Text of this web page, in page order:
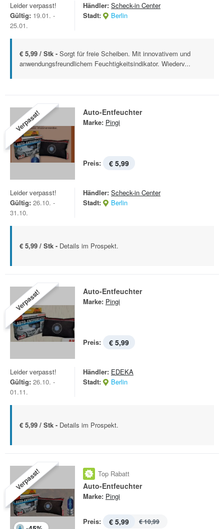
Leider verpasst!
Gültig: 19.01. -
25.01.
Händler: Scheck-in Center
Stadt:
Berlin
€ 5,99 / Stk - Sorgt für freie Scheiben. Mit innovativem und
anwendungsfreundlichem Feuchtigkeitsindikator. Wiederv...
Verpasst! Auto-Entfeuchter
Marke: Pingi
Preis: € 5,99
Leider verpasst!
Gültig: 26.10. -
31.10.
Händler: Scheck-in Center
Stadt:
Berlin
€ 5,99 / Stk - Details im Prospekt.
Verpasst! Auto-Entfeuchter
Marke: Pingi
Preis: € 5,99
Leider verpasst!
Gültig: 26.10. -
01.11.
Händler: EDEKA
Stadt:
Berlin
€ 5,99 / Stk - Details im Prospekt.
Verpasst! Top Rabatt
Auto-Entfeuchter
Marke: Pingi
Preis: € 5,99 € 10,99